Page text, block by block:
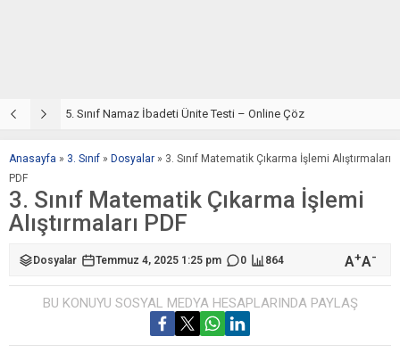
5. Sınıf Namaz İbadeti Ünite Testi – Online Çöz
Anasayfa » 3. Sınıf » Dosyalar » 3. Sınıf Matematik Çıkarma İşlemi Alıştırmaları
PDF
3. Sınıf Matematik Çıkarma İşlemi
Alıştırmaları PDF
Dosyalar Temmuz 4, 2025 1:25 pm 0 864 A+A-
BU KONUYU SOSYAL MEDYA HESAPLARINDA PAYLAŞ